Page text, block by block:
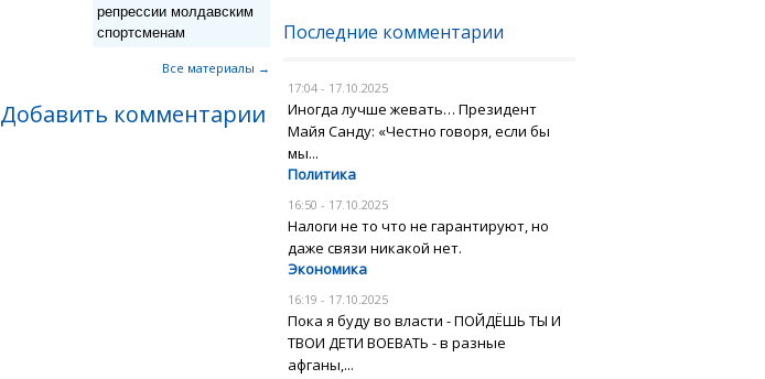
репрессии молдавским
спортсменам
Все материалы →
Добавить комментарии
Последние комментарии
17:04 - 17.10.2025
Иногда лучше жевать… Президент
Майя Санду: «Честно говоря, если бы
мы...
Политика
16:50 - 17.10.2025
Налоги не то что не гарантируют, но
даже связи никакой нет.
Экономика
16:19 - 17.10.2025
Пока я буду во власти - ПОЙДЁШЬ ТЫ И
ТВОИ ДЕТИ ВОЕВАТЬ - в разные
афганы,...